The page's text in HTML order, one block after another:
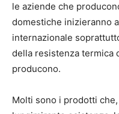
le aziende che
domestiche inizieranno
internazionale
della resistenza termica
producono.
Molti sono i prodotti